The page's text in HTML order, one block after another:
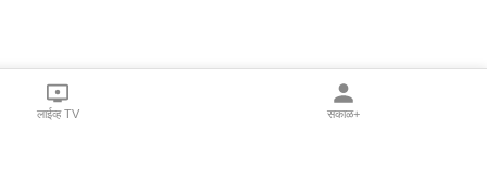
लाईव्ह TV सकाळ+